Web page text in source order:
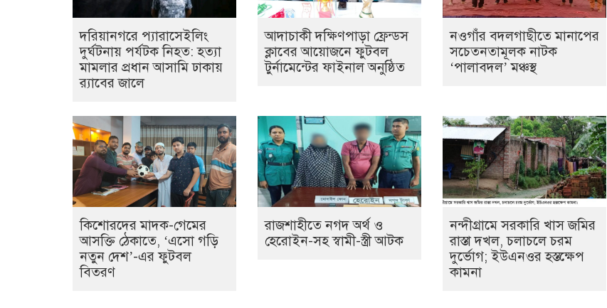
দরিয়ানগরে প্যারাসেইলিং
দুর্ঘটনায় পর্যটক নিহত: হত্যা
মামলার প্রধান আসামি ঢাকায়
র‌্যাবের জালে
আদাচাকী দক্ষিণপাড়া ফ্রেন্ডস
ক্লাবের আয়োজনে ফুটবল
টুর্নামেন্টের ফাইনাল অনুষ্ঠিত
নওগাঁর বদলগাছীতে মানাপের
সচেতনতামূলক নাটক
‘পালাবদল’ মঞ্চস্থ
কিশোরদের মাদক-গেমের
আসক্তি ঠেকাতে, ‘এসো গড়ি
নতুন দেশ’-এর ফুটবল
বিতরণ
রাজশাহীতে নগদ অর্থ ও
হেরোইন-সহ স্বামী-স্ত্রী আটক
নন্দীগ্রামে সরকারি খাস জমির
রাস্তা দখল, চলাচলে চরম
দুর্ভোগ; ইউএনওর হস্তক্ষেপ
কামনা